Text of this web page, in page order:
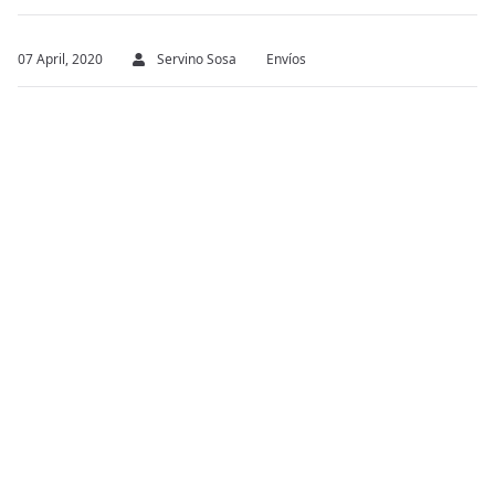
07 April, 2020 Servino Sosa Envíos